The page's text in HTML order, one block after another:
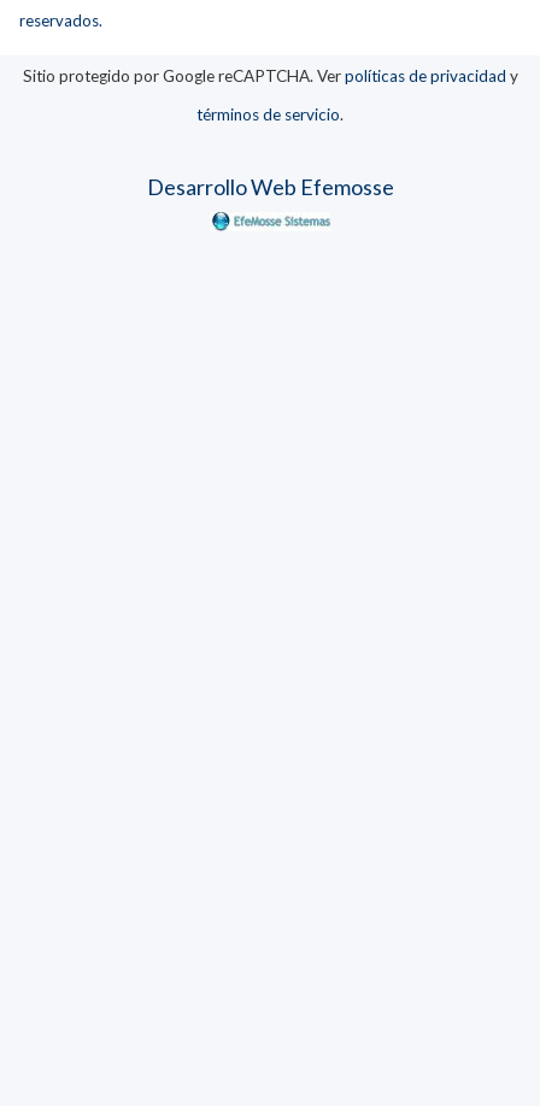
reservados.
Sitio protegido por Google reCAPTCHA. Verpolíticas de privacidad y
términos de servicio.
Desarrollo Web Efemosse